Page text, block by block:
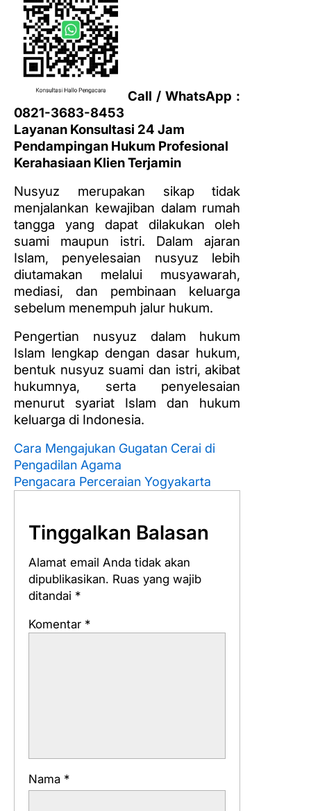
Call / WhatsApp :
0821-3683-8453
Layanan Konsultasi 24 Jam
Pendampingan Hukum Profesional
Kerahasiaan Klien Terjamin
Nusyuz merupakan sikap tidak
menjalankan kewajiban dalam rumah
tangga yang dapat dilakukan oleh
suami maupun istri. Dalam ajaran
Islam, penyelesaian nusyuz lebih
diutamakan melalui musyawarah,
mediasi, dan pembinaan keluarga
sebelum menempuh jalur hukum.
Pengertian nusyuz dalam hukum
Islam lengkap dengan dasar hukum,
bentuk nusyuz suami dan istri, akibat
hukumnya, serta penyelesaian
menurut syariat Islam dan hukum
keluarga di Indonesia.
Cara Mengajukan Gugatan Cerai di
Pengadilan Agama
Pengacara Perceraian Yogyakarta
Tinggalkan Balasan
Alamat email Anda tidak akan
dipublikasikan. Ruas yang wajib
ditandai *
Komentar *
Nama *